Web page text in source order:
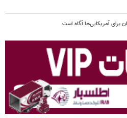
برای آمریکایی‌ها آگاه است